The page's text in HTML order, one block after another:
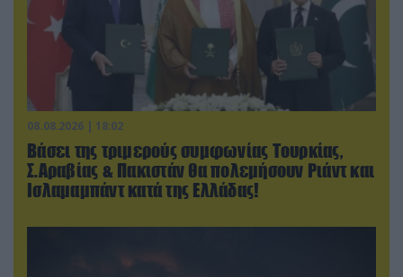
08.08.2026 | 18:02
Βάσει της τριμερούς συμφωνίας Τουρκίας,
Σ.Αραβίας & Πακιστάν θα πολεμήσουν Ριάντ και
Ισλαμαμπάντ κατά της Ελλάδας!